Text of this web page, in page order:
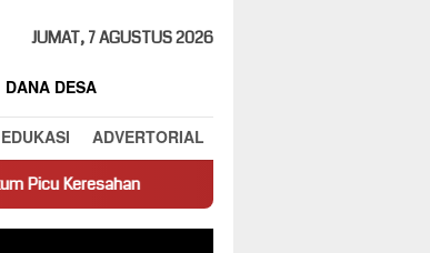
JUMAT, 7 AGUSTUS 2026
DANA DESA
EDUKASI ADVERTORIAL
Truk Miring Hambat Arus Lalu Lintas di Jalan